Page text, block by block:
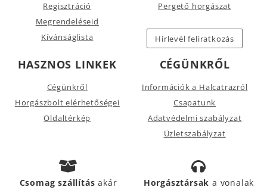
Regisztráció
Megrendeléseid
Kívánságlista
Pergető horgászat
Hírlevél feliratkozás
HASZNOS LINKEK
Cégünkről
Horgászbolt elérhetőségei
Oldaltérkép
CÉGÜNKRŐL
Információk a Halcatrazról
Csapatunk
Adatvédelmi szabályzat
Üzletszabályzat
Csomag szállításakár
Horgásztársak a vonalak